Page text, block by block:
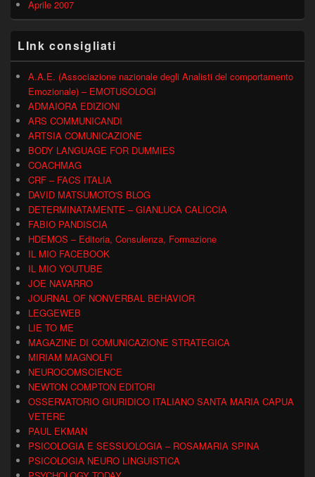
Aprile 2007
LInk consigliati
A.A.E. (Associazione nazionale degli Analisti del comportamento
Emozionale) – EMOTUSOLOGI
ADMAIORA EDIZIONI
ARS COMMUNICANDI
ARTSIA COMUNICAZIONE
BODY LANGUAGE FOR DUMMIES
COACHMAG
CRF – FACS ITALIA
DAVID MATSUMOTO'S BLOG
DETERMINATAMENTE – GIANLUCA CALICCIA
FABIO PANDISCIA
HDEMOS – Editoria, Consulenza, Formazione
IL MIO FACEBOOK
IL MIO YOUTUBE
JOE NAVARRO
JOURNAL OF NONVERBAL BEHAVIOR
LEGGEWEB
LIE TO ME
MAGAZINE DI COMUNICAZIONE STRATEGICA
MIRIAM MAGNOLFI
NEUROCOMSCIENCE
NEWTON COMPTON EDITORI
OSSERVATORIO GIURIDICO ITALIANO SANTA MARIA CAPUA
VETERE
PAUL EKMAN
PSICOLOGIA E SESSUOLOGIA – ROSAMARIA SPINA
PSICOLOGIA NEURO LINGUISTICA